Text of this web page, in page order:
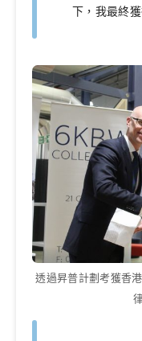
下，我最終
透過昇普計劃考獲香